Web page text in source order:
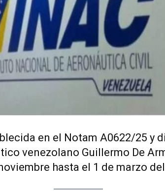
en el Notam A0622/25 y
venezolano Guillermo De
hasta el 1 de marzo